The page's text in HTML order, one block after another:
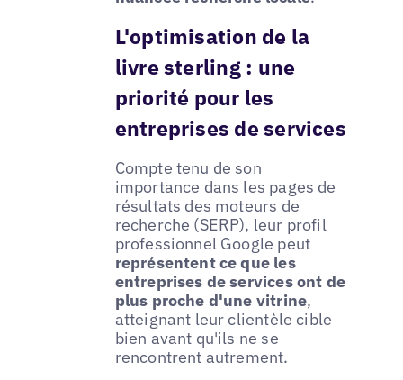
L'optimisation de la
livre sterling : une
priorité pour les
entreprises de services
Compte tenu de son
importance dans les pages de
résultats des moteurs de
recherche (SERP), leur profil
professionnel Google peut
représentent ce que les
entreprises de services ont de
plus proche d'une vitrine,
atteignant leur clientèle cible
bien avant qu'ils ne se
rencontrent autrement.